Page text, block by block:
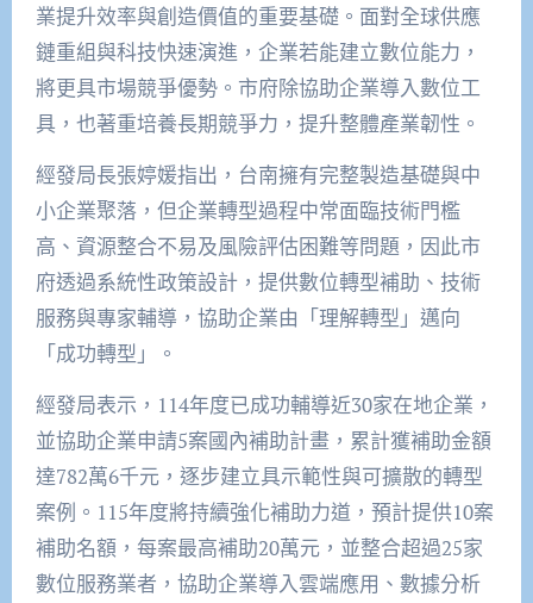
業提升效率與創造價值的重要基礎。面對全球供應
鏈重組與科技快速演進，企業若能建立數位能力，
將更具市場競爭優勢。市府除協助企業導入數位工
具，也著重培養長期競爭力，提升整體產業韌性。
經發局長張婷媛指出，台南擁有完整製造基礎與中
小企業聚落，但企業轉型過程中常面臨技術門檻
高、資源整合不易及風險評估困難等問題，因此市
府透過系統性政策設計，提供數位轉型補助、技術
服務與專家輔導，協助企業由「理解轉型」邁向
「成功轉型」。
經發局表示，114年度已成功輔導近30家在地企業，
並協助企業申請5案國內補助計畫，累計獲補助金額
達782萬6千元，逐步建立具示範性與可擴散的轉型
案例。115年度將持續強化補助力道，預計提供10案
補助名額，每案最高補助20萬元，並整合超過25家
數位服務業者，協助企業導入雲端應用、數據分析